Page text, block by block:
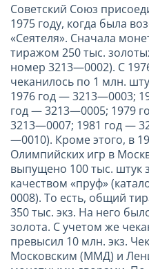
Советский Союз
1975 году, когда была
«Сеятеля». Сначала
тиражом 250 тыс.
номер 3213—0002). С
чеканилось по 1 млн.
1976 год — 3213—0003;
год — 3213—0005; 1979
3213—0007; 1981 год —
—0010). Кроме этого, в
Олимпийских игр в
выпущено 100 тыс. штук
качеством «пруф»
0008). То есть, общий
350 тыс. экз. На него
золота. С учетом же
превысил 10 млн. экз.
Московским (ММД) и